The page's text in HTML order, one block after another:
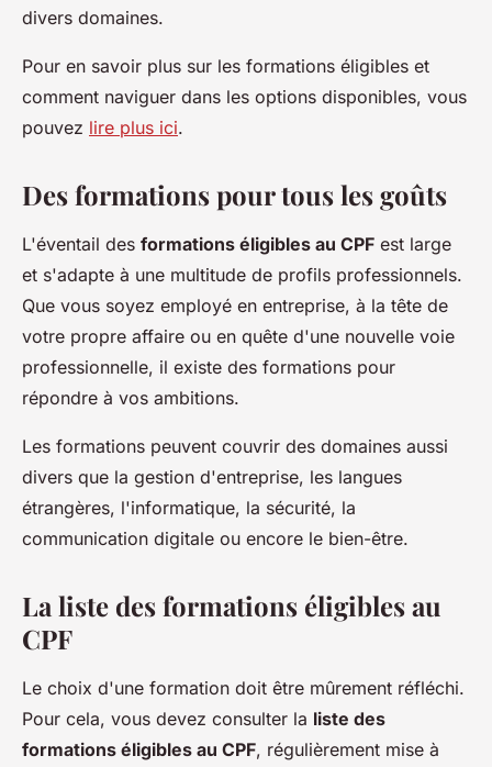
divers domaines.
Pour en savoir plus sur les formations éligibles et
comment naviguer dans les options disponibles, vous
pouvez lire plus ici.
Des formations pour tous les goûts
L'éventail des formations éligibles au CPF est large
et s'adapte à une multitude de profils professionnels.
Que vous soyez employé en entreprise, à la tête de
votre propre affaire ou en quête d'une nouvelle voie
professionnelle, il existe des formations pour
répondre à vos ambitions.
Les formations peuvent couvrir des domaines aussi
divers que la gestion d'entreprise, les langues
étrangères, l'informatique, la sécurité, la
communication digitale ou encore le bien-être.
La liste des formations éligibles au
CPF
Le choix d'une formation doit être mûrement réfléchi.
Pour cela, vous devez consulter la liste des
formations éligibles au CPF, régulièrement mise à